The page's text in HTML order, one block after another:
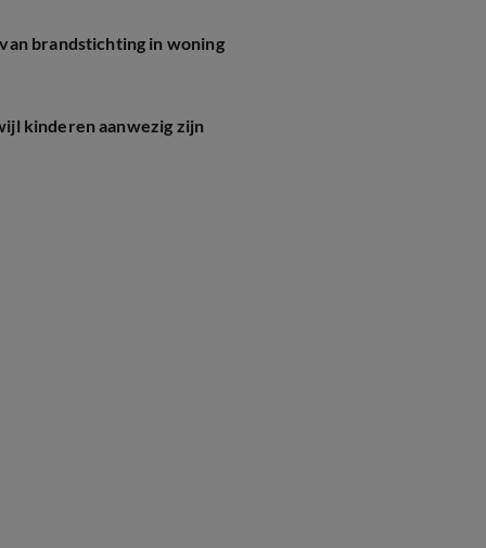
brandstichting in woning
kinderen aanwezig zijn